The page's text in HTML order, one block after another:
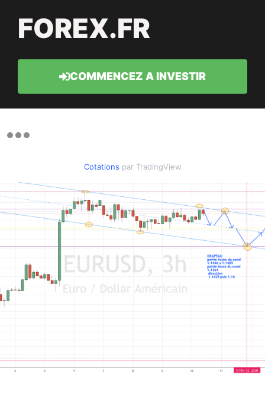
FOREX.FR
COMMENCEZ A INVESTIR
Cotations par TradingView